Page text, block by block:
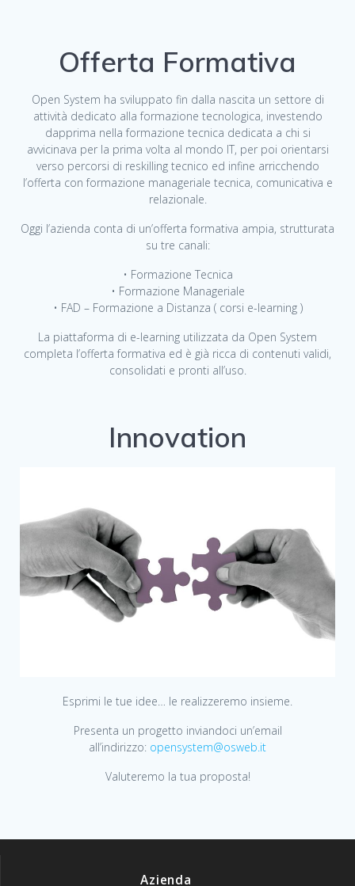
Offerta Formativa
Open System ha sviluppato fin dalla nascita un settore di
attività dedicato alla formazione tecnologica, investendo
dapprima nella formazione tecnica dedicata a chi si
avvicinava per la prima volta al mondo IT, per poi orientarsi
verso percorsi di reskilling tecnico ed infine arricchendo
l’offerta con formazione manageriale tecnica, comunicativa e
relazionale.
Oggi l’azienda conta di un’offerta formativa ampia, strutturata
su tre canali:
• Formazione Tecnica
• Formazione Manageriale
• FAD – Formazione a Distanza ( corsi e-learning )
La piattaforma di e-learning utilizzata da Open System
completa l’offerta formativa ed è già ricca di contenuti validi,
consolidati e pronti all’uso.
Innovation
Esprimi le tue idee… le realizzeremo insieme.
Presenta un progetto inviandoci un’email
all’indirizzo: opensystem@osweb.it
Valuteremo la tua proposta!
Azienda